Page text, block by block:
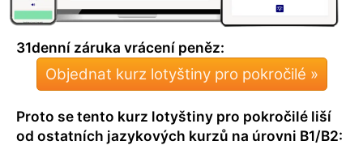
31denní záruka vrácení peněz:
Objednat kurz lotyštiny pro pokročilé »
Proto se tento kurz lotyštiny pro pokročilé liší
od ostatních jazykových kurzů na úrovni B1/B2: